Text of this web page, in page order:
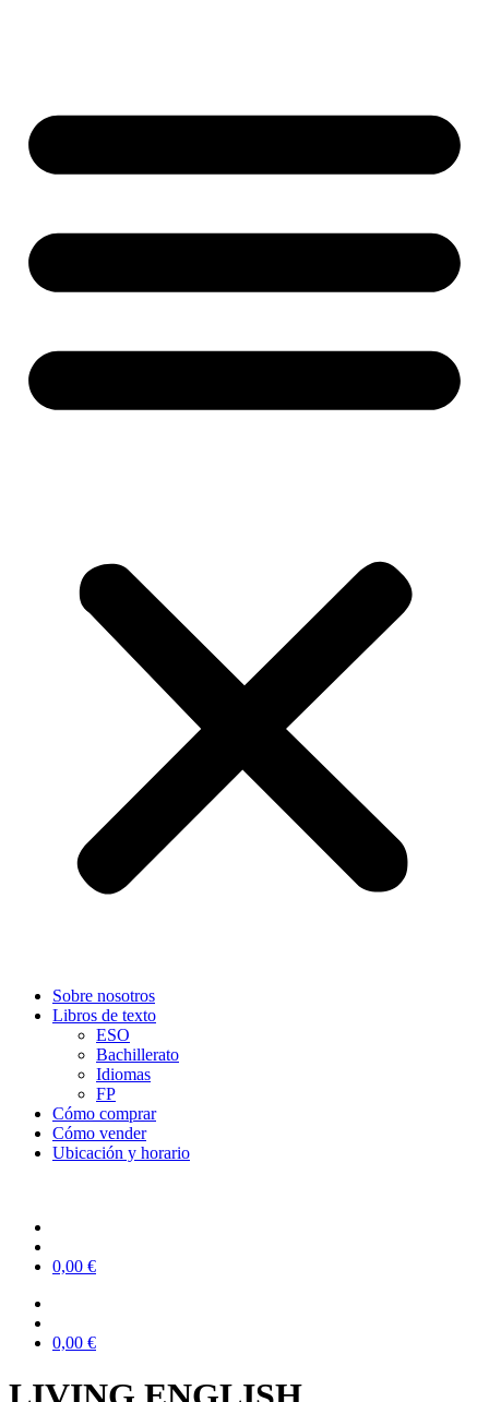
Sobre nosotros
Libros de texto
ESO
Bachillerato
Idiomas
FP
Cómo comprar
Cómo vender
Ubicación y horario
0,00 €
0,00 €